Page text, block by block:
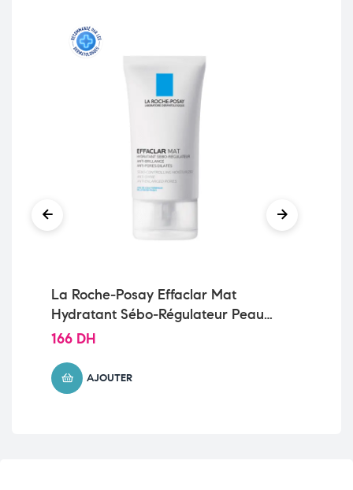
La Roche-Posay Effaclar Mat
Hydratant Sébo-Régulateur Peau
Grasse et Sensible | 40ml
166 DH
AJOUTER